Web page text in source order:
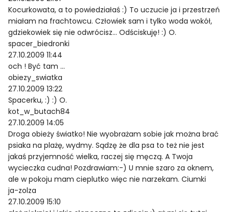
Kocurkowata, a to powiedziałaś :) To uczucie ja i przestrzeń
miałam na frachtowcu. Człowiek sam i tylko woda wokół,
gdziekowiek się nie odwrócisz… Odściskuję! :) O.
spacer_biedronki
27.10.2009 11:44
och ! Być tam …
obiezy_swiatka
27.10.2009 13:22
Spacerku, :) :) O.
kot_w_butach84
27.10.2009 14:05
Droga obieży światko! Nie wyobrażam sobie jak można brać
psiaka na plażę, wydmy. Sądzę że dla psa to też nie jest
jakaś przyjemność wielka, raczej się męczą. A Twoja
wycieczka cudna! Pozdrawiam:-) U mnie szaro za oknem,
ale w pokoju mam cieplutko więc nie narzekam. Ciumki
ja-zolza
27.10.2009 15:10